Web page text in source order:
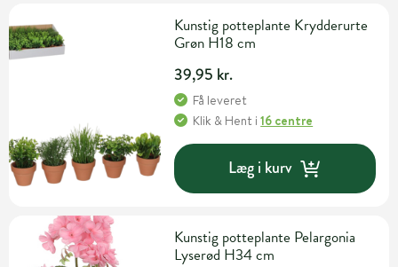
Kunstig potteplante Krydderurte
Grøn H18 cm
39,95 kr.
Få leveret
Klik & Hent i16 centre
Læg i kurv
Kunstig potteplante Pelargonia
Lyserød H34 cm